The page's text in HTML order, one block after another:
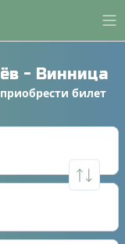
- Винница
приобрести билет